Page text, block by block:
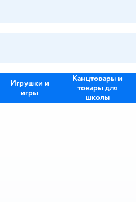
Игрушки и
игры
Канцтовары и
товары для
школы